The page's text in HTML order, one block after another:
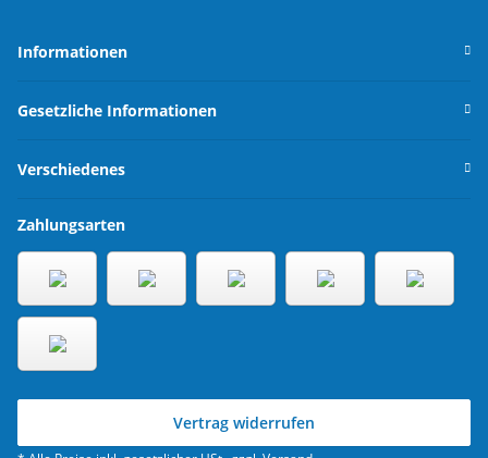
Informationen
Gesetzliche Informationen
Verschiedenes
Zahlungsarten
Vertrag widerrufen